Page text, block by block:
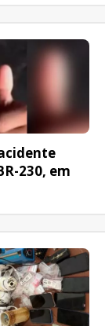
230, em